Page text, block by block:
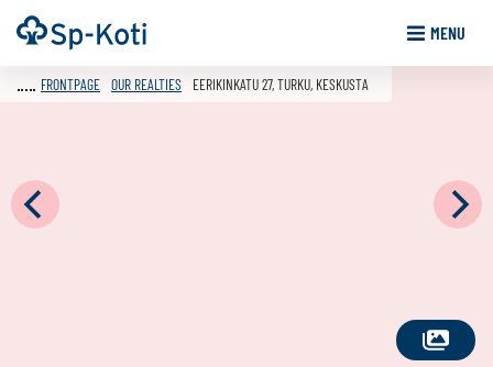
Go
to
Frontpage MENU
SEE
FRONTPAGE OUR REALTIES EERIKINKATU 27, TURKU, KESKUSTA